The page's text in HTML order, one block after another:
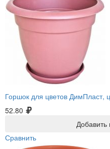
Горшок для цветов ДимПласт,
52.80
Добавить
Сравнить